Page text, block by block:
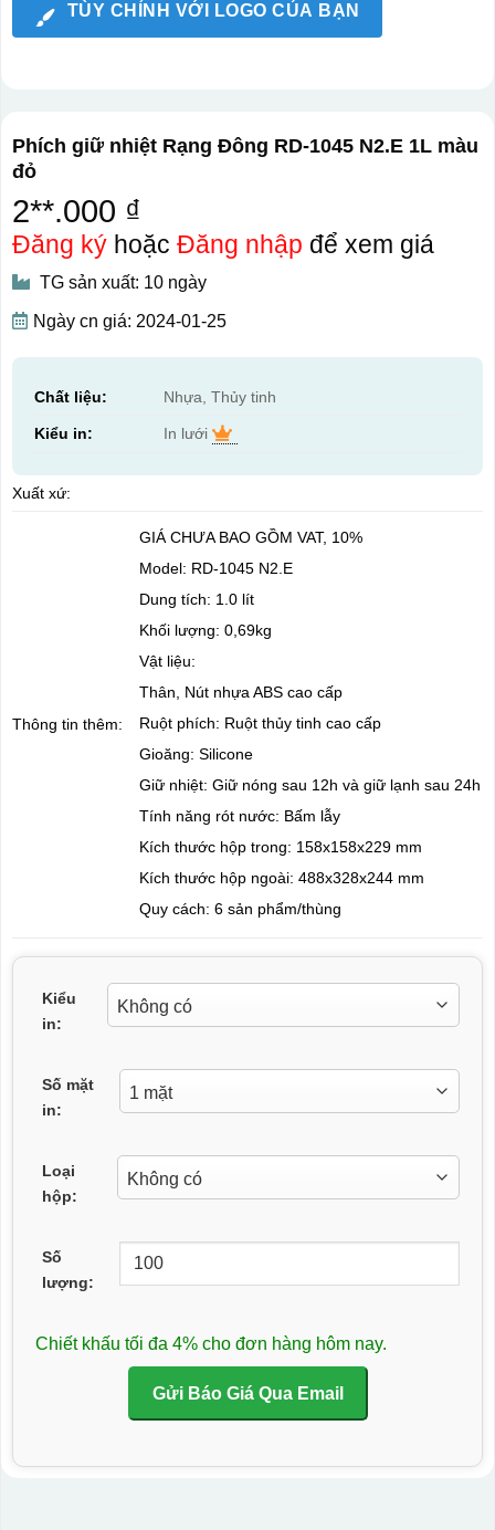
TÙY CHỈNH VỚI LOGO CỦA BẠN
Phích giữ nhiệt Rạng Đông RD-1045 N2.E 1L màu
đỏ
2**.000 ₫
Đăng kýhoặc Đăng nhập để xem giá
TG sản xuất: 10 ngày
Ngày cn giá: 2024-01-25
Chất liệu: Nhựa, Thủy tinh
Kiểu in: In lưới
Xuất xứ:
Thông tin thêm:
GIÁ CHƯA BAO GỒM VAT, 10%
Model: RD-1045 N2.E
Dung tích: 1.0 lít
Khối lượng: 0,69kg
Vật liệu:
Thân, Nút nhựa ABS cao cấp
Ruột phích: Ruột thủy tinh cao cấp
Gioăng: Silicone
Giữ nhiệt: Giữ nóng sau 12h và giữ lạnh sau 24h
Tính năng rót nước: Bấm lẫy
Kích thước hộp trong: 158x158x229 mm
Kích thước hộp ngoài: 488x328x244 mm
Quy cách: 6 sản phẩm/thùng
Kiểu
in:
Số mặt
in:
Loại
hộp:
Số
lượng:
Chiết khấu tối đa 4% cho đơn hàng hôm nay.
Gửi Báo Giá Qua Email